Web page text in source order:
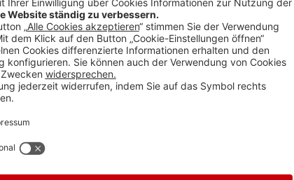
der Zinssatz ist. Dies liegt daran, dass zum aktuellen Zeitpunkt
DieHöhe des anzuwendenden Zinssatzeshat daher unmittelbare